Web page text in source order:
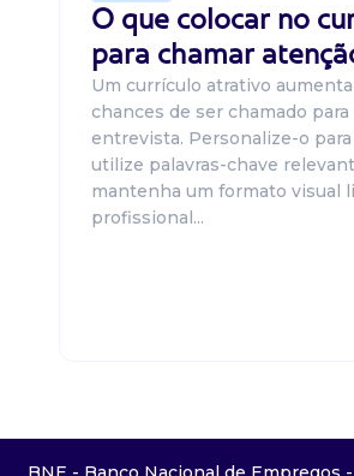
O que colocar no
para chamar
Um currículo atrativo
chances de ser chamado para
entrevista. Personalize-o para
utilize palavras-chave
mantenha um formato visual
profissional...